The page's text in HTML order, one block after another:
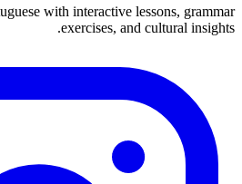
with interactive lessons, grammar
exercises, and cultural insights.